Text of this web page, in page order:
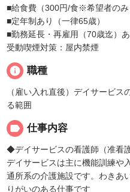
■給食費（300円/食※希望者のみ
■定年制あり（一律65歳）
■勤務延長・再雇用（70歳迄）あ
受動喫煙対策：屋内禁煙
info 職種
（雇い入れ直後）デイサービ
る範囲
label 仕事内容
◆デイサービスの看護師（准看
デイサービスは主に機能訓練や
通所系の介護施設です。わきあ
りがいのある仕事です